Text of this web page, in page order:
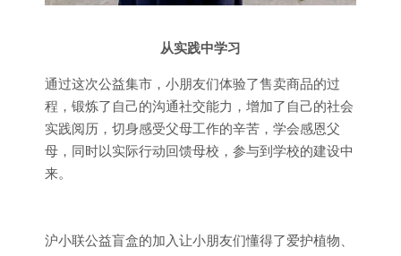
从实践中学习
通过这次公益集市，小朋友们体验了售卖商品的过
程，锻炼了自己的沟通社交能力，增加了自己的社会
实践阅历，切身感受父母工作的辛苦，学会感恩父
母，同时以实际行动回馈母校，参与到学校的建设中
来。
沪小联公益盲盒的加入让小朋友们懂得了爱护植物、